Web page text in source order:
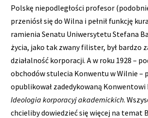
Polskę niepodległości profesor
przeniósł się do Wilna i pełnił funkcję
ramienia Senatu Uniwersytetu Stefana
życia, jako tak zwany filister, był bardzo
działalność korporacji. A w roku 1928 –
obchodów stulecia Konwentu w Wilnie –
opublikował zadedykowaną Konwentowi
Ideologia korporacyj akademickich.
chcieliby dowiedzieć się więcej na temat